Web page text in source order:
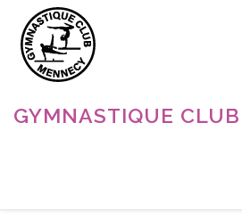
contenu
GYMNASTIQUE